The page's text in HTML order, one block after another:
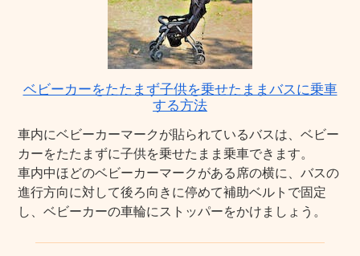
ベビーカーをたたまず子供を乗せたままバスに乗車
する方法
車内にベビーカーマークが貼られているバスは、ベビー
カーをたたまずに子供を乗せたまま乗車できます。
車内中ほどのベビーカーマークがある席の横に、バスの
進行方向に対して後ろ向きに停めて補助ベルトで固定
し、ベビーカーの車輪にストッパーをかけましょう。